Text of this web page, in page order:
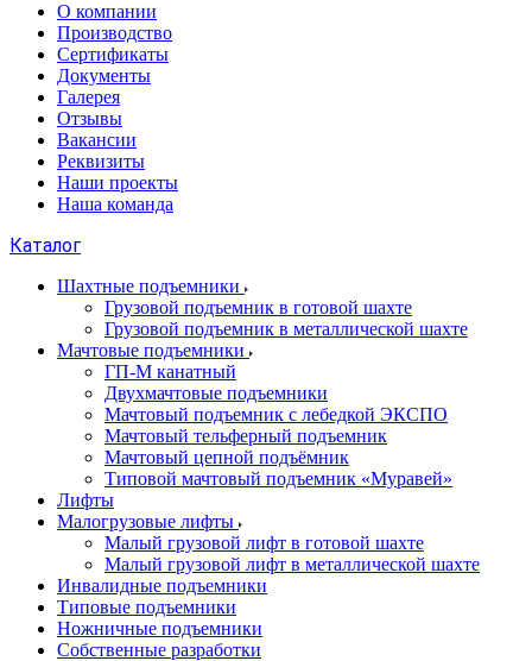
О компании
Производство
Сертификаты
Документы
Галерея
Отзывы
Вакансии
Реквизиты
Наши проекты
Наша команда
Каталог
Шахтные подъемники
Грузовой подъемник в готовой шахте
Грузовой подъемник в металлической шахте
Мачтовые подъемники
ГП-М канатный
Двухмачтовые подъемники
Мачтовый подъемник с лебедкой ЭКСПО
Мачтовый тельферный подъемник
Мачтовый цепной подъёмник
Типовой мачтовый подъемник «Муравей»
Лифты
Малогрузовые лифты
Малый грузовой лифт в готовой шахте
Малый грузовой лифт в металлической шахте
Инвалидные подъемники
Типовые подъемники
Ножничные подъемники
Собственные разработки